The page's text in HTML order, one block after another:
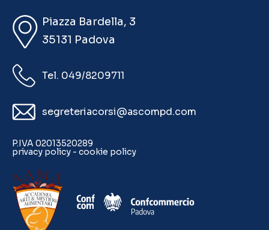
Piazza Bardella, 3
35131 Padova
Tel. 049/8209711
segreteriacorsi@ascompd.com
P.IVA 02013520289
privacy policy - cookie policy